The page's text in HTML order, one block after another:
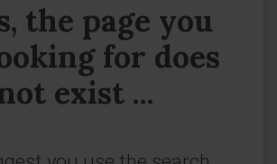
the page you
for does
exist ...